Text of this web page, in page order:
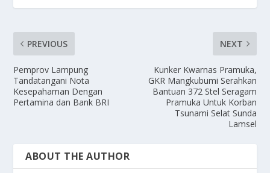
PREVIOUS
Pemprov Lampung
Tandatangani Nota
Kesepahaman Dengan
Pertamina dan Bank BRI
NEXT
Kunker Kwarnas Pramuka,
GKR Mangkubumi Serahkan
Bantuan 372 Stel Seragam
Pramuka Untuk Korban
Tsunami Selat Sunda
Lamsel
ABOUT THE AUTHOR